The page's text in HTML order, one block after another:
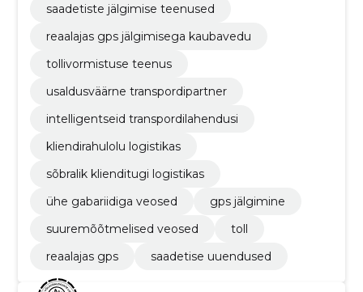
saadetiste jälgimise teenused
reaalajas gps jälgimisega kaubavedu
tollivormistuse teenus
usaldusväärne transpordipartner
intelligentseid transpordilahendusi
kliendirahulolu logistikas
sõbralik klienditugi logistikas
ühe gabariidiga veosed
gps jälgimine
suuremõõtmelised veosed
toll
reaalajas gps
saadetise uuendused